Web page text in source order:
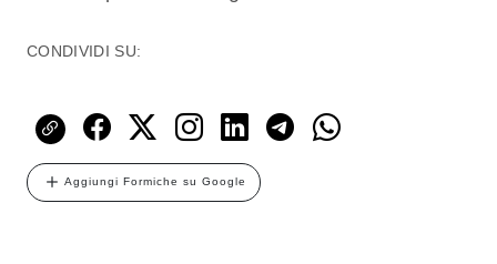
CONDIVIDI SU:
Aggiungi Formiche su Google